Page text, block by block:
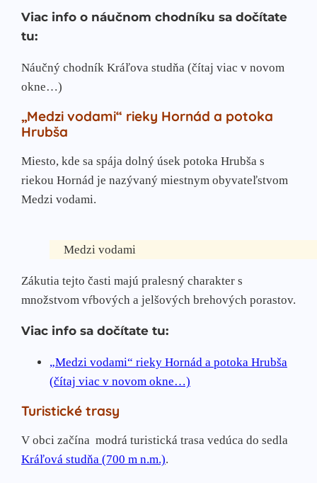
Viac info o náučnom chodníku sa dočítate
tu:
Náučný chodník Kráľova studňa (čítaj viac v novom
okne…)
„Medzi vodami“ rieky Hornád a potoka
Hrubša
Miesto, kde sa spája dolný úsek potoka Hrubša s
riekou Hornád je nazývaný miestnym obyvateľstvom
Medzi vodami.
Medzi vodami
Zákutia tejto časti majú pralesný charakter s
množstvom vŕbových a jelšových brehových porastov.
Viac info sa dočítate tu:
„Medzi vodami“ rieky Hornád a potoka Hrubša
(čítaj viac v novom okne…)
Turistické trasy
V obci začína modrá turistická trasa vedúca do sedla
Kráľová studňa (700 m n.m.).